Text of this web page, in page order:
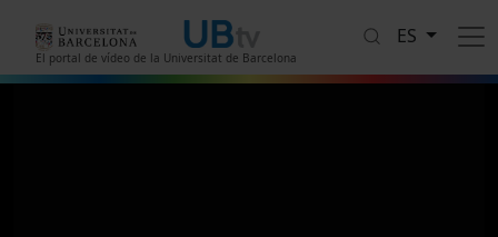
El portal de vídeo de la Universitat de Barcelona
ES